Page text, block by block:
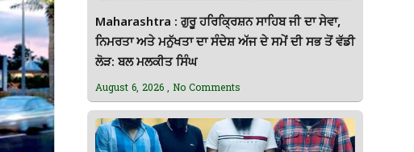
Maharashtra : ਗੁਰੂ ਹਰਿਕ੍ਰਿਸ਼ਨ ਸਾਹਿਬ ਜੀ ਦਾ ਸੇਵਾ,
ਨਿਮਰਤਾ ਅਤੇ ਮਨੁੱਖਤਾ ਦਾ ਸੰਦੇਸ਼ ਅੱਜ ਦੇ ਸਮੇਂ ਦੀ ਸਭ ਤੋਂ ਵੱਡੀ
ਲੋੜ: ਬਲ ਮਲਕੀਤ ਸਿੰਘ
August 6, 2026 No Comments